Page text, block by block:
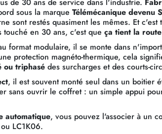
sous la marqueTélémécanique devenu
sont restés quasiment les mêmes. Et c'est
touché en 30 ans, c'est queça tient la route
format modulaire, il se monte dans
protection magnéto-thermique, cela
ou triphasé des surcharges et des courts-
, il est souvent monté seul dans un boitier
sans ouvrir le coffret : un simple appui
automatique, vous pouvez l'associer à un
LC1K06.